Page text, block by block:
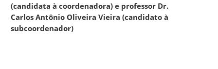
(candidata à coordenadora) e professor Dr.
Carlos Antônio Oliveira Vieira (candidato à
subcoordenador)